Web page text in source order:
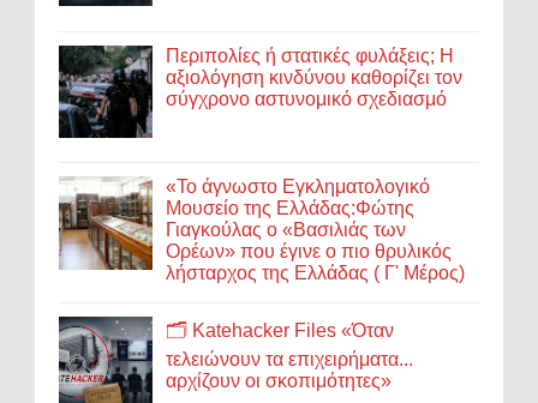
Περιπολίες ή στατικές φυλάξεις; Η
αξιολόγηση κινδύνου καθορίζει τον
σύγχρονο αστυνομικό σχεδιασμό
«Το άγνωστο Εγκληματολογικό
Μουσείο της Ελλάδας:Φώτης
Γιαγκούλας ο «Βασιλιάς των
Ορέων» που έγινε ο πιο θρυλικός
λήσταρχος της Ελλάδας ( Γ' Μέρος)
🗂️ Katehacker Files «Όταν
τελειώνουν τα επιχειρήματα...
αρχίζουν οι σκοπιμότητες»